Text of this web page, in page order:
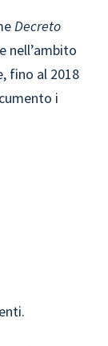
Decreto
nell’ambito
fino al 2018
i